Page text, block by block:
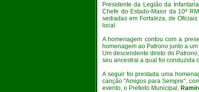
Presidente da Legião da
Chefe do Estado-Maior da 10ª
sediadas em Fortaleza, de
local.
A homenagem contou com a
homenagem ao Patrono junto a
Um descendente direto do
seu ancestral a qual foi conduzida
A seguir foi prestada uma
canção "Amigos para Sempre",
evento, o Prefeito Municipal,